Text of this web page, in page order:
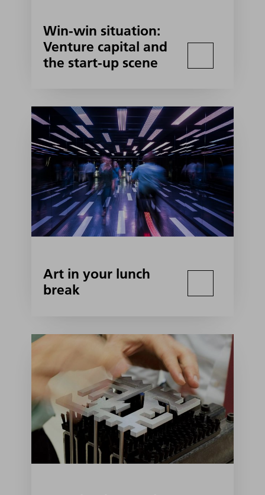
Win-win situation:
Venture capital and
the start-up scene
Art in your lunch
break